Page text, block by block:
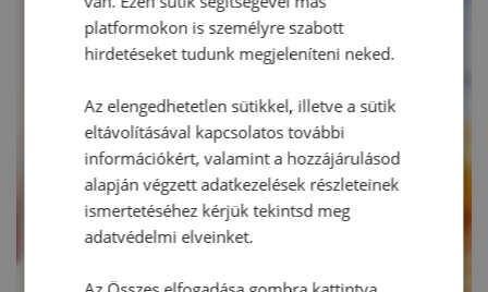
platformokon is személyre szabott
hirdetéseket tudunk megjeleníteni neked.
Az elengedhetetlen sütikkel, illetve a sütik
eltávolításával kapcsolatos további
információkért, valamint a hozzájárulásod
alapján végzett adatkezelések részleteinek
ismertetéséhez kérjük tekintsd meg
adatvédelmi elveinket.